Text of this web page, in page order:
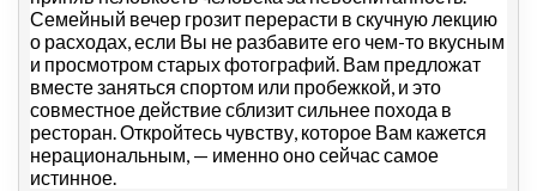
Семейный вечер грозит перерасти в скучную лекцию
о расходах, если Вы не разбавите его чем-то вкусным
и просмотром старых фотографий. Вам предложат
вместе заняться спортом или пробежкой, и это
совместное действие сблизит сильнее похода в
ресторан. Откройтесь чувству, которое Вам кажется
нерациональным, — именно оно сейчас самое
истинное.